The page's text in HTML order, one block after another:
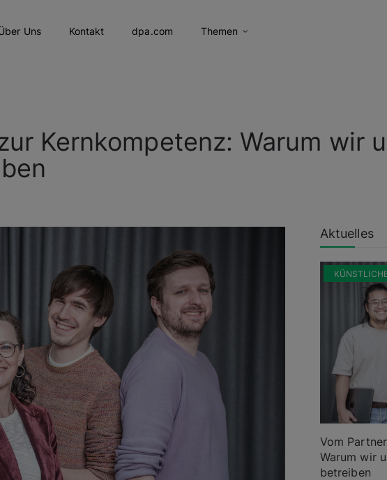
Uns Kontakt dpa.com Themen
Kernkompetenz: Warum wir
Aktuelles
Vom
Warum wir
betreiben